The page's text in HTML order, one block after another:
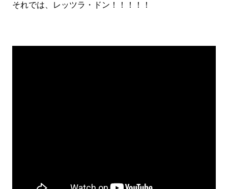
それでは、レッツラ・ドン！！！！！